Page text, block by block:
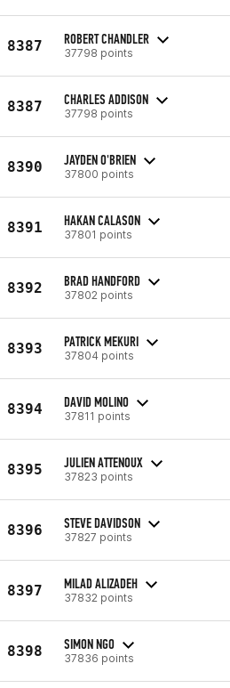
8387 ROBERT CHANDLER
37798 points
8387 CHARLES ADDISON
37798 points
8390 JAYDEN O'BRIEN
37800 points
8391 HAKAN CALASON
37801 points
8392 BRAD HANDFORD
37802 points
8393 PATRICK MEKURI
37804 points
8394 DAVID MOLINO
37811 points
8395 JULIEN ATTENOUX
37823 points
8396 STEVE DAVIDSON
37827 points
8397 MILAD ALIZADEH
37832 points
8398 SIMON NGO
37836 points